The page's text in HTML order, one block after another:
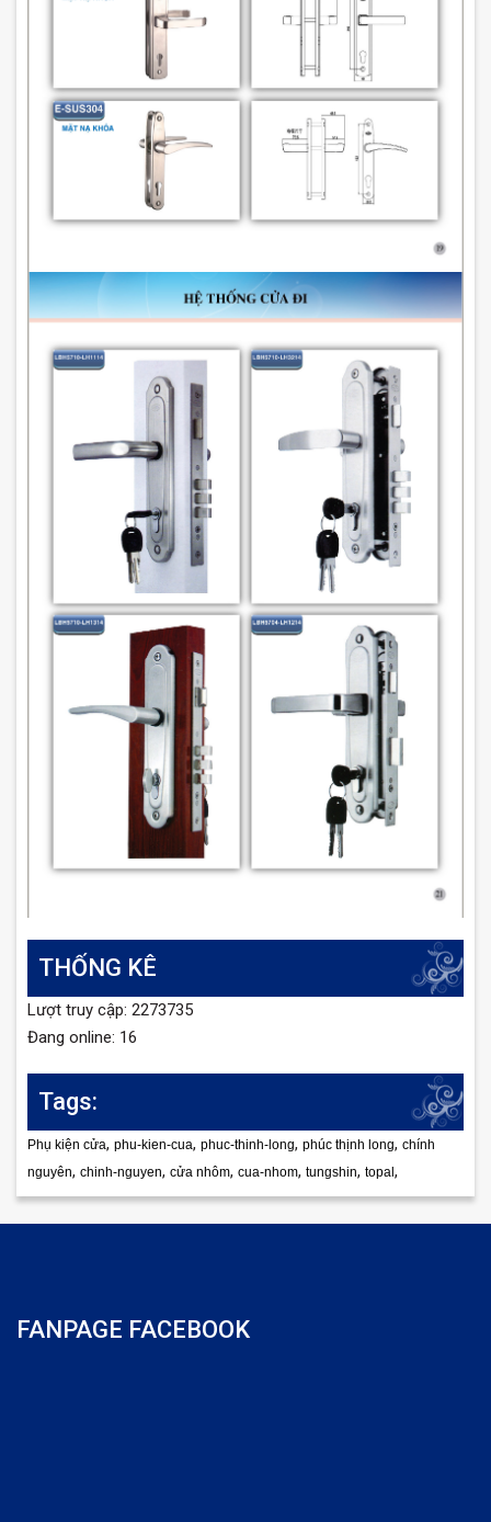
THỐNG KÊ
Lượt truy cập: 2273735
Đang online: 16
Tags:
Phụ kiện cửa, phu-kien-cua, phuc-thinh-long, phúc thịnh long, chính
nguyên, chinh-nguyen, cửa nhôm, cua-nhom, tungshin, topal,
FANPAGE FACEBOOK